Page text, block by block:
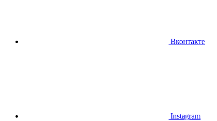
Вконтакте
Instagram